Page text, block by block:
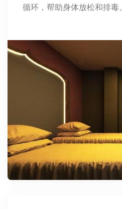
循环，帮助身体放松和排毒。